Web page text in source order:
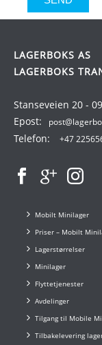
LAGERBOKS AS
LAGERBOKS
Stanseveien 20 -
Epost:
Telefon: +47
Mobilt Minilager
Priser – Mobilt
Lagerstørrelser
Minilager
Flyttetjenester
Avdelinger
Tilgang til Mobile
Tilbakelevering